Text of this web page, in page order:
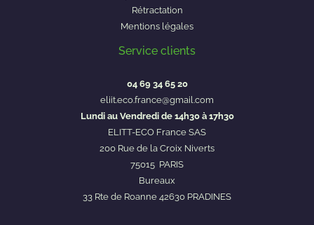
Rétractation
Mentions légales
Service clients
04 69 34 65 20
eliit.eco.france@gmail.com
Lundi au Vendredi de 14h30 à 17h30
ELITT-ECO France SAS
200 Rue de la Croix Niverts
75015 PARIS
Bureaux
33 Rte de Roanne 42630 PRADINES